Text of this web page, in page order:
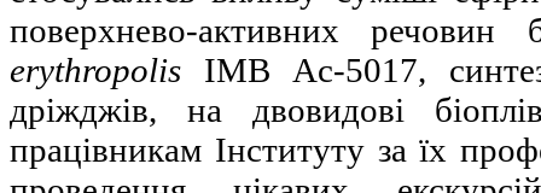
поверхнево-активних речовин
erythropolis IMB Ac-5017,
дріжджів, на двовидові
працівникам Інституту за їх